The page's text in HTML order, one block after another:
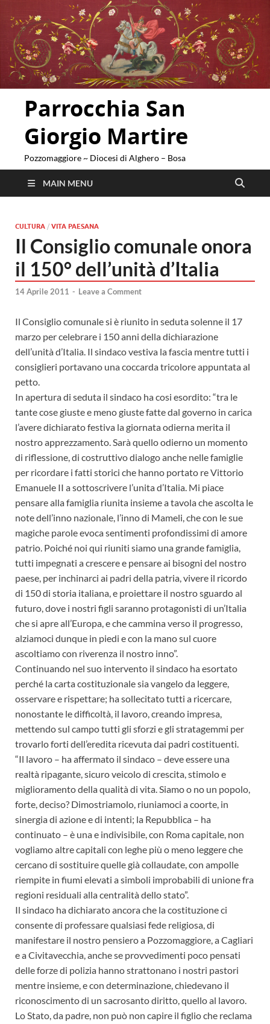
Parrocchia San
Giorgio Martire
Pozzomaggiore ~ Diocesi di Alghero – Bosa
MAIN MENU
CULTURA / VITA PAESANA
Il Consiglio comunale onora
il 150° dell’unità d’Italia
14 Aprile 2011 - Leave a Comment
Il Consiglio comunale si è riunito in seduta solenne il 17
marzo per celebrare i 150 anni della dichiarazione
dell’unità d’Italia. Il sindaco vestiva la fascia mentre tutti i
consiglieri portavano una coccarda tricolore appuntata al
petto.
In apertura di seduta il sindaco ha cosi esordito: “tra le
tante cose giuste e meno giuste fatte dal governo in carica
l’avere dichiarato festiva la giornata odierna merita il
nostro apprezzamento. Sarà quello odierno un momento
di riflessione, di costruttivo dialogo anche nelle famiglie
per ricordare i fatti storici che hanno portato re Vittorio
Emanuele II a sottoscrivere l’unita d’Italia. Mi piace
pensare alla famiglia riunita insieme a tavola che ascolta le
note dell’inno nazionale, l’inno di Mameli, che con le sue
magiche parole evoca sentimenti profondissimi di amore
patrio. Poiché noi qui riuniti siamo una grande famiglia,
tutti impegnati a crescere e pensare ai bisogni del nostro
paese, per inchinarci ai padri della patria, vivere il ricordo
di 150 di storia italiana, e proiettare il nostro sguardo al
futuro, dove i nostri figli saranno protagonisti di un’Italia
che si apre all’Europa, e che cammina verso il progresso,
alziamoci dunque in piedi e con la mano sul cuore
ascoltiamo con riverenza il nostro inno”.
Continuando nel suo intervento il sindaco ha esortato
perché la carta costituzionale sia vangelo da leggere,
osservare e rispettare; ha sollecitato tutti a ricercare,
nonostante le difficoltà, il lavoro, creando impresa,
mettendo sul campo tutti gli sforzi e gli stratagemmi per
trovarlo forti dell’eredita ricevuta dai padri costituenti.
“Il lavoro – ha affermato il sindaco – deve essere una
realtà ripagante, sicuro veicolo di crescita, stimolo e
miglioramento della qualità di vita. Siamo o no un popolo,
forte, deciso? Dimostriamolo, riuniamoci a coorte, in
sinergia di azione e di intenti; la Repubblica – ha
continuato – è una e indivisibile, con Roma capitale, non
vogliamo altre capitali con leghe più o meno leggere che
cercano di sostituire quelle già collaudate, con ampolle
riempite in fiumi elevati a simboli improbabili di unione fra
regioni residuali alla centralità dello stato”.
Il sindaco ha dichiarato ancora che la costituzione ci
consente di professare qualsiasi fede religiosa, di
manifestare il nostro pensiero a Pozzomaggiore, a Cagliari
e a Civitavecchia, anche se provvedimenti poco pensati
delle forze di polizia hanno strattonano i nostri pastori
mentre insieme, e con determinazione, chiedevano il
riconoscimento di un sacrosanto diritto, quello al lavoro.
Lo Stato, da padre, non può non capire il figlio che reclama